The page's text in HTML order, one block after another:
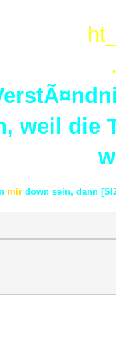
weil
mirdown sein, dann